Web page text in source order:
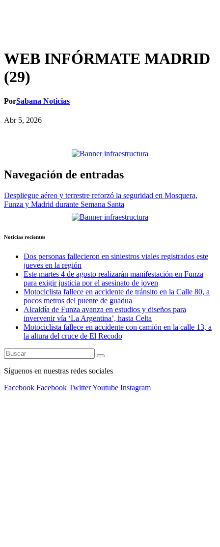
WEB INFÓRMATE MADRID
(29)
PorSabana Noticias
Abr 5, 2026
Navegación de entradas
Despliegue aéreo y terrestre reforzó la seguridad en Mosquera,
Funza y Madrid durante Semana Santa
Noticias recientes
Dos personas fallecieron en siniestros viales registrados este
jueves en la región
Este martes 4 de agosto realizarán manifestación en Funza
para exigir justicia por el asesinato de joven
Motociclista fallece en accidente de tránsito en la Calle 80, a
pocos metros del puente de guadua
Alcaldía de Funza avanza en estudios y diseños para
invervenir vía ‘La Argentina’, hasta Celta
Motociclista fallece en accidente con camión en la calle 13, a
la altura del cruce de El Recodo
Síguenos en nuestras redes sociales
Facebook Facebook TwitterYoutube Instagram